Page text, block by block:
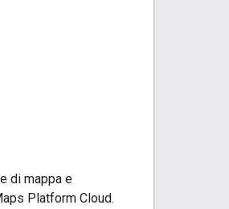
di mappa e
Platform Cloud.